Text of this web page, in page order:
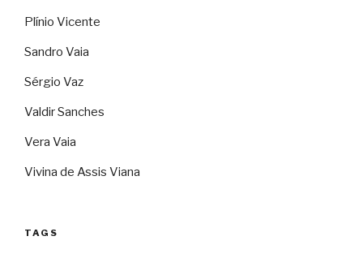
Plínio Vicente
Sandro Vaia
Sérgio Vaz
Valdir Sanches
Vera Vaia
Vivina de Assis Viana
TAGS